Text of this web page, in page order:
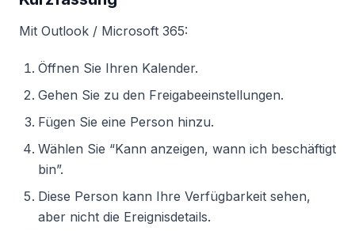
Mit Outlook / Microsoft 365:
Öffnen Sie Ihren Kalender.
Gehen Sie zu den Freigabeeinstellungen.
Fügen Sie eine Person hinzu.
Wählen Sie “Kann anzeigen, wann ich beschäftigt
bin”.
Diese Person kann Ihre Verfügbarkeit sehen,
aber nicht die Ereignisdetails.